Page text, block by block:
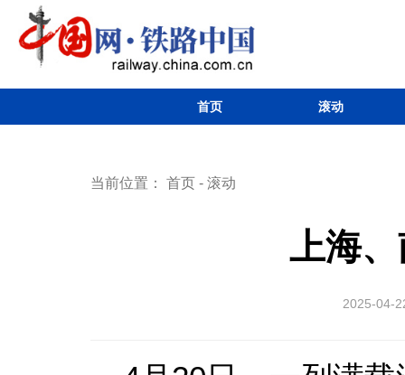
首页 滚动
当前位置： 首页 - 滚动
上海
2025-04-